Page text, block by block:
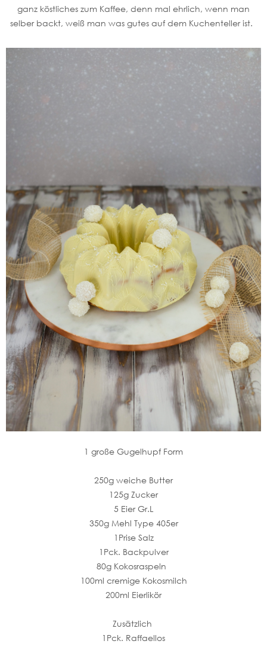
ganz köstliches zum Kaffee, denn mal ehrlich, wenn man
selber backt, weiß man was gutes auf dem Kuchenteller ist.
1 große Gugelhupf Form
250g weiche Butter
125g Zucker
5 Eier Gr.L
350g Mehl Type 405er
1Prise Salz
1Pck. Backpulver
80g Kokosraspeln
100ml cremige Kokosmilch
200ml Eierlikör
Zusätzlich
1Pck. Raffaellos